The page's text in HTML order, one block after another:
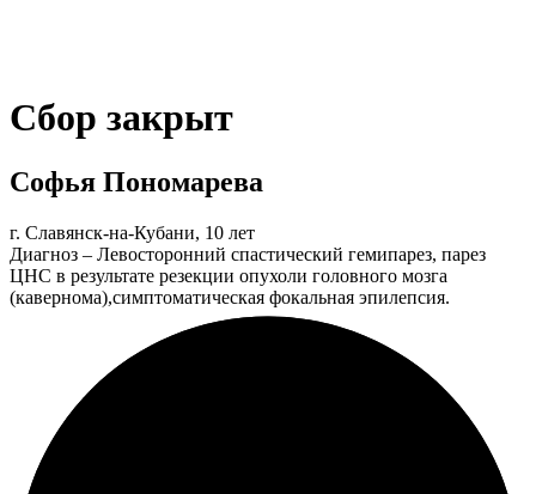
Сбор закрыт
Софья Пономарева
г. Славянск-на-Кубани, 10 лет
Диагноз – Левосторонний спастический гемипарез, парез
ЦНС в результате резекции опухоли головного мозга
(кавернома),симптоматическая фокальная эпилепсия.